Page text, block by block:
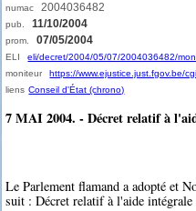
numac 2004036482
pub. 11/10/2004
prom. 07/05/2004
ELI
eli/decret/2004/05/07/2004036482/
moniteur
https://www.ejustice.just.fgov.be/
liens Conseil d'État (chrono)
7 MAI 2004. - Décret relatif à
Le Parlement flamand a adopté et
suit : Décret relatif à l'aide intégrale